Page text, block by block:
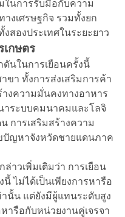
ในการรับมือกับความ
งเศรษฐกิจ รวมทั้งยก
องประเทศในระยะยาว
เกษตร
นในการเยือนครั้งนี้
า ทั้งการส่งเสริมการค้า
างความมั่นคงทางอาหาร
ระบบคมนาคมและโลจิ
การเสริมสร้างความ
ปัญหาจังหวัดชายแดนภาค
าวเพิ่มเติมว่า การเยือน
ไม่ได้เป็นเพียงการหารือ
านั้น แต่ยังมีผู้แทนระดับสูง
ารือกับหน่วยงานคู่เจรจา